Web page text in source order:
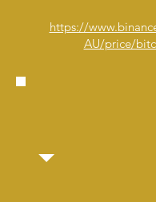
https://
AU/price/